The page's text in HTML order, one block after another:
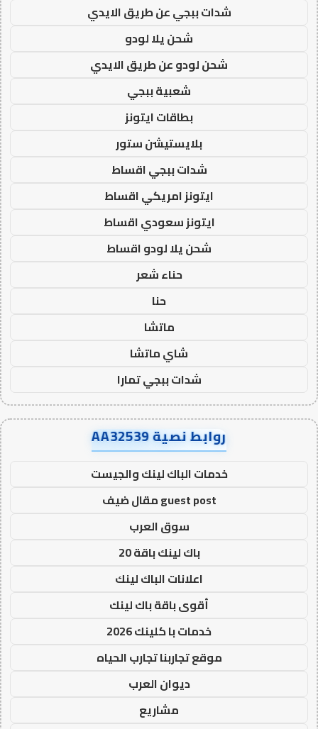
شدات ببجي عن طريق الايدي
شحن يلا لودو
شحن لودو عن طريق الايدي
شعبية ببجي
بطاقات ايتونز
بلايستيشن ستور
شدات ببجي اقساط
ايتونز امريكي اقساط
ايتونز سعودي اقساط
شحن يلا لودو اقساط
حناء شعر
حنا
ماتشا
شاي ماتشا
شدات ببجي تمارا
روابط نصية AA32539
خدمات الباك لينك والجيست
guest post مقال ضيف
سوق العرب
باك لينك باقة 20
اعلانات الباك لينك
أقوى باقة باك لينك
خدمات با كلينك 2026
موقع تجاربنا تجارب الحياه
ديوان العرب
مشاريع